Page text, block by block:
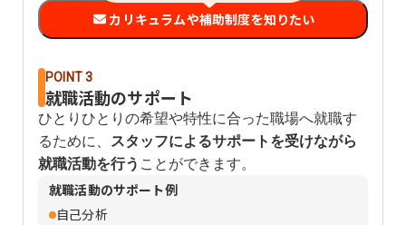
カリキュラムや補助制度を知りたい
POINT 3
就職活動のサポート
ひとりひとりの希望や特性に合った職場へ就職す
るために、 スタッフによるサポートを受けながら
就職活動を行う ことができます。
就職活動のサポート例
自己分析